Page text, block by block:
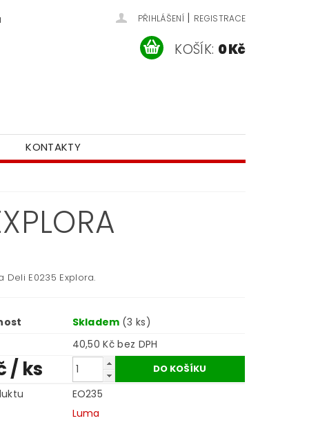
PŘIHLÁŠENÍ | REGISTRACE
KOŠÍK: 0 Kč
KONTAKTY
Deli E0235 Explora.
Skladem (3 ks)
40,50 Kč bez DPH
/ ks
EO235
Luma